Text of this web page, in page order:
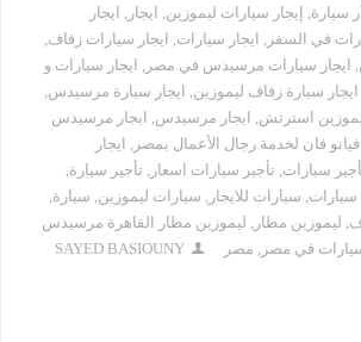
سيارة, إيجار سيارات ليموزين, ايجار , ايجار
في السفر , ايجار سيارات, ايجار سيارات زفاف,
, ايجار سيارات مرسيدس في مصر , ايجار سيارات و
ايجار سيارة زفاف ليموزين, ايجار سيارة مرسيدس,
استرتش, ايجار مرسيدس, ايجار مرسيدس
فان لخدمة رجال الأعمال بمصر , ايجار
سيارات, تأجير سيارات اسعار , تأجير سيارة,
سيارات, سيارات للايجار , سيارات ليموزين, سيارة,
, ليموزين مطار , ليموزين مطار القاهرة مرسيدس
في مصر , مصر SAYED BASIOUNY